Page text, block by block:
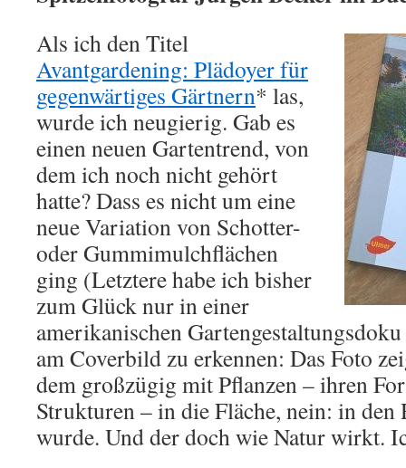
Als ich den Titel
Avantgardening: Plädoyer für
gegenwärtiges Gärtnern* las,
wurde ich neugierig. Gab es
einen neuen Gartentrend, von
dem ich noch nicht gehört
hatte? Dass es nicht um eine
neue Variation von Schotter-
oder Gummimulchflächen
ging (Letztere habe ich bisher
zum Glück nur in einer
amerikanischen
am Coverbild zu erkennen: Das Foto
dem großzügig mit Pflanzen – ihren
Strukturen – in die Fläche, nein: in den
wurde. Und der doch wie Natur wirkt.